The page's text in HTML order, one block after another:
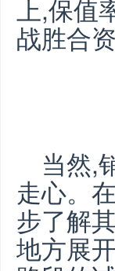
上,保
战胜合
当然,
走心。
步了解
地方展